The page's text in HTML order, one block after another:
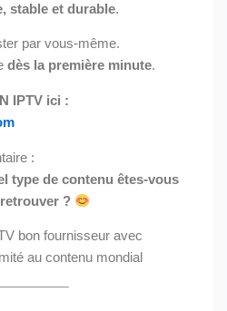
stable et durable.
par vous-même.
dès la première minute.
IPTV ici :
:
type de contenu êtes-vous
?